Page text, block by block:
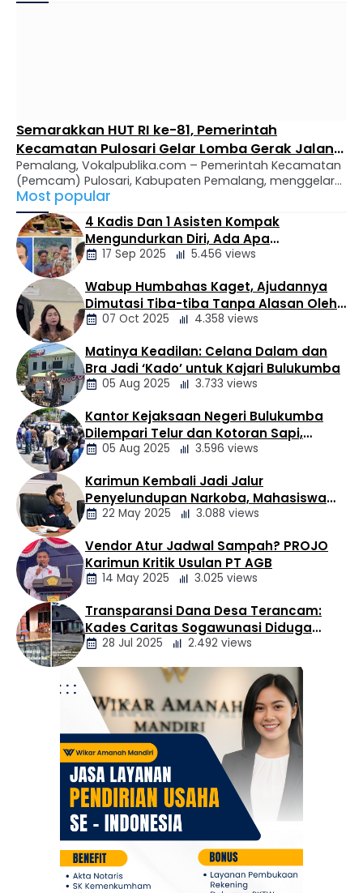
Semarakkan HUT RI ke-81, Pemerintah
Kecamatan Pulosari Gelar Lomba Gerak Jalan
Berhadiah Jutaan Rupiah
Pemalang, Vokalpublika.com – Pemerintah Kecamatan
(Pemcam) Pulosari, Kabupaten Pemalang, menggelar
Lomba Gerak Jalan dalam rangka menyemarakkan
Peringatan Hari Ulang Tahun (HUT) ke-81 Kemerdekaan
Republik Indonesia. Langkah ini menjadi wujud
komitmen Pemcam Pulosari dalam mempererat tali
silaturahmi sekaligus memfasilitasi ruang kebersamaan
bagi seluruh elemen masyarakat. ​Camat Pulosari
menegaskan bahwa inisiasi kegiatan ini bertujuan untuk
membangkitkan semangat …
Most popular
Berita
Daerah
4 Kadis Dan 1 Asisten Kompak
Mengundurkan Diri, Ada Apa
Pemerintahan Oloan
17 Sep 2025 5.456 views
Berita
Daerah
Wabup Humbahas Kaget, Ajudannya
Dimutasi Tiba-tiba Tanpa Alasan Oleh
Bupati
07 Oct 2025 4.358 views
Berita
Daerah
Matinya Keadilan: Celana Dalam dan
Bra Jadi ‘Kado’ untuk Kajari Bulukumba
05 Aug 2025 3.733 views
Berita
Daerah
Kantor Kejaksaan Negeri Bulukumba
Dilempari Telur dan Kotoran Sapi,
Keluarga Korban Lakalantas Tuntut
05 Aug 2025 3.596 views
Berita
Daerah
Karimun Kembali Jadi Jalur
Penyelundupan Narkoba, Mahasiswa
Desak Pemkab dan Aparat Bertindak
22 May 2025 3.088 views
Berita
Daerah
Vendor Atur Jadwal Sampah? PROJO
Karimun Kritik Usulan PT AGB
14 May 2025 3.025 views
Daerah
Transparansi Dana Desa Terancam:
Kades Caritas Sogawunasi Diduga
Gelapkan Bantuan untuk Warga
28 Jul 2025 2.492 views